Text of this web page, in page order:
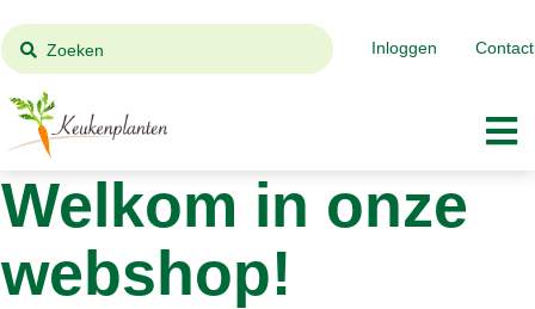
Contact
Inloggen
Zoeken
Welkom in onze
webshop!